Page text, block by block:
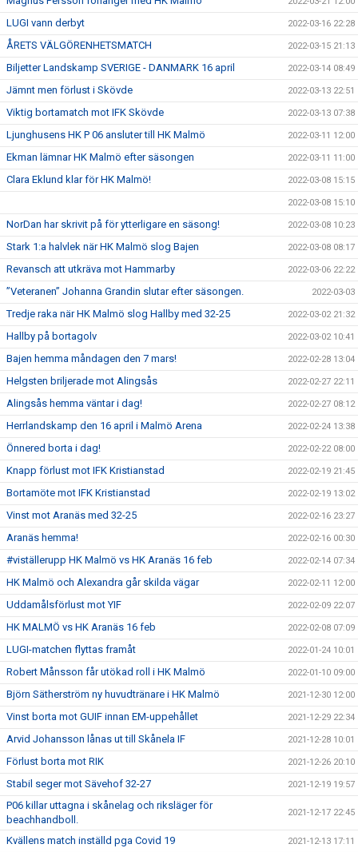
LUGI vann derbyt 2022-03-16 22:28
ÅRETS VÄLGÖRENHETSMATCH 2022-03-15 21:13
Biljetter Landskamp SVERIGE - DANMARK 16 april 2022-03-14 08:49
Jämnt men förlust i Skövde 2022-03-13 22:51
Viktig bortamatch mot IFK Skövde 2022-03-13 07:38
Ljunghusens HK P 06 ansluter till HK Malmö 2022-03-11 12:00
Ekman lämnar HK Malmö efter säsongen 2022-03-11 11:00
Clara Eklund klar för HK Malmö! 2022-03-08 15:15
2022-03-08 15:10
NorDan har skrivit på för ytterligare en säsong! 2022-03-08 10:23
Stark 1:a halvlek när HK Malmö slog Bajen 2022-03-08 08:17
Revansch att utkräva mot Hammarby 2022-03-06 22:22
”Veteranen” Johanna Grandin slutar efter säsongen. 2022-03-03
Tredje raka när HK Malmö slog Hallby med 32-25 2022-03-02 21:32
Hallby på bortagolv 2022-03-02 10:41
Bajen hemma måndagen den 7 mars! 2022-02-28 13:04
Helgsten briljerade mot Alingsås 2022-02-27 22:11
Alingsås hemma väntar i dag! 2022-02-27 08:12
Herrlandskamp den 16 april i Malmö Arena 2022-02-24 13:38
Önnered borta i dag! 2022-02-22 08:00
Knapp förlust mot IFK Kristianstad 2022-02-19 21:45
Bortamöte mot IFK Kristianstad 2022-02-19 13:02
Vinst mot Aranäs med 32-25 2022-02-16 23:27
Aranäs hemma! 2022-02-16 00:30
#viställerupp HK Malmö vs HK Aranäs 16 feb 2022-02-14 07:34
HK Malmö och Alexandra går skilda vägar 2022-02-11 12:00
Uddamålsförlust mot YIF 2022-02-09 22:07
HK MALMÖ vs HK Aranäs 16 feb 2022-02-08 07:09
LUGI-matchen flyttas framåt 2022-01-24 10:01
Robert Månsson får utökad roll i HK Malmö 2022-01-10 09:00
Björn Sätherström ny huvudtränare i HK Malmö 2021-12-30 12:00
Vinst borta mot GUIF innan EM-uppehållet 2021-12-29 22:34
Arvid Johansson lånas ut till Skånela IF 2021-12-28 10:01
Förlust borta mot RIK 2021-12-26 20:10
Stabil seger mot Sävehof 32-27 2021-12-19 19:57
P06 killar uttagna i skånelag och riksläger för
beachhandboll.
2021-12-17 22:45
Kvällens match inställd pga Covid 19 2021-12-13 17:11